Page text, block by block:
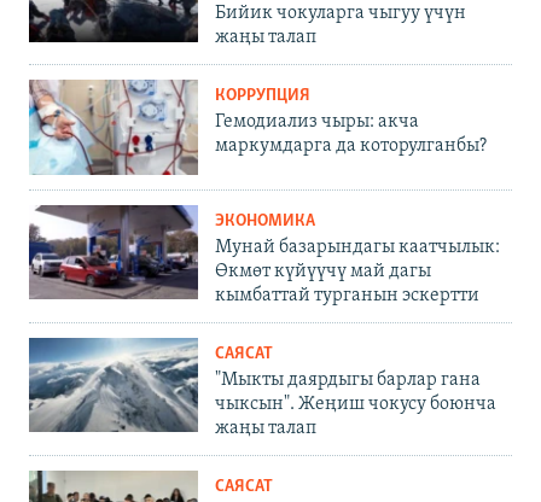
Бийик чокуларга чыгуу үчүн
жаңы талап
КОРРУПЦИЯ
Гемодиализ чыры: акча
маркумдарга да которулганбы?
ЭКОНОМИКА
Мунай базарындагы каатчылык:
Өкмөт күйүүчү май дагы
кымбаттай турганын эскертти
САЯСАТ
"Мыкты даярдыгы барлар гана
чыксын". Жеңиш чокусу боюнча
жаңы талап
САЯСАТ